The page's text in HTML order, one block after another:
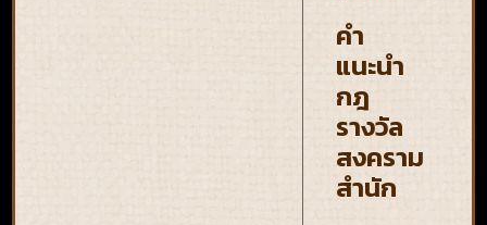
คำ
แนะนำ
กฎ
รางวัล
สงคราม
สำนัก